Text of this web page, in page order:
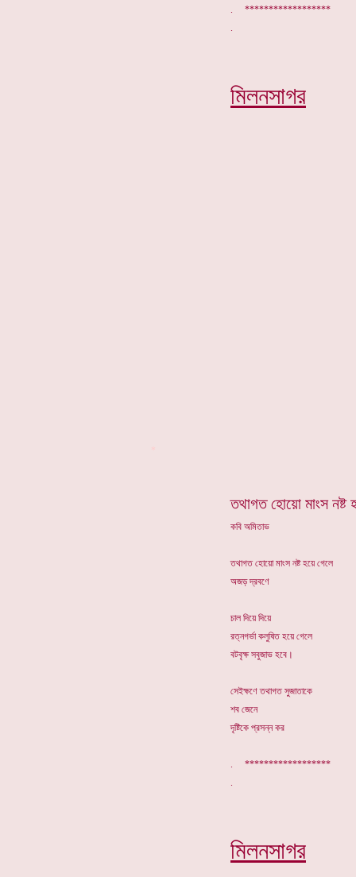
. ******************
মিলনসাগর
তথাগত হোয়ো মাংস নষ্ট
কবি অমিতাভ
তথাগত হোয়ো মাংস নষ্ট হয়ে গেলে
অজড় দ্রবণে
চাল দিয়ে দিয়ে
রত্নগর্ভা কলুষিত হয়ে গেলে
বটবৃক্ষ সবুজাভ হবে।
সেইক্ষণে তথাগত সুজাতাকে
শব জেনে
দৃষ্টিকে প্রসন্ন কর
. ******************
মিলনসাগর